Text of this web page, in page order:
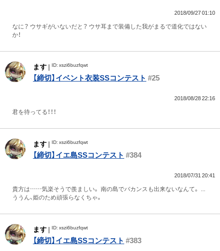
2018/09/27 01:10
なに？ ウサギがいないだと？ ウサ耳まで装備した我がまるで道化ではない
か！
ます | ID: xszi6buzfqwt
【締切】イベント衣装SSコンテスト #25
2018/08/28 22:16
君を待ってる！！！
ます | ID: xszi6buzfqwt
【締切】イエ島SSコンテスト #384
2018/07/31 20:41
貴方は……気楽そうで羨ましい。 南の島でバカンスも出来ないなんて。 ...
ううん、姫のため頑張らなくちゃ。
ます | ID: xszi6buzfqwt
【締切】イエ島SSコンテスト #383